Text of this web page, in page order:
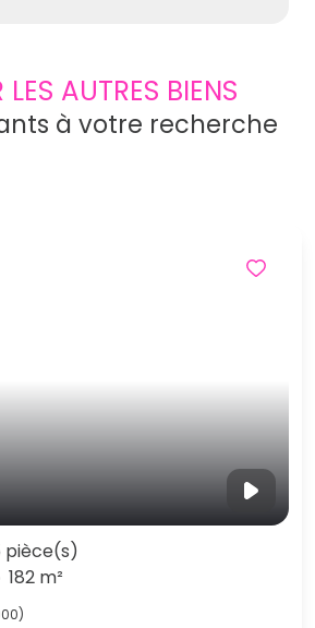
AUTRES BIENS
à votre recherche
182 m²